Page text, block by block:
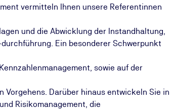
vermitteln Ihnen unsere Referentinnen
und die Abwicklung der Instandhaltung,
Ein besonderer Schwerpunkt
sowie auf der
Darüber hinaus entwickeln Sie in
Risikomanagement, die